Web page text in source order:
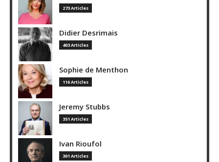
273 Articles
Didier Desrimais
403 Articles
Sophie de Menthon
116 Articles
Jeremy Stubbs
351 Articles
Ivan Rioufol
301 Articles